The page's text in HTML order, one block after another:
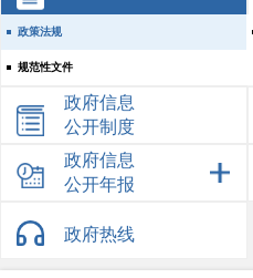
政策法规
规范性文件
政府信息
公开制度
政府信息
公开年报
政府热线